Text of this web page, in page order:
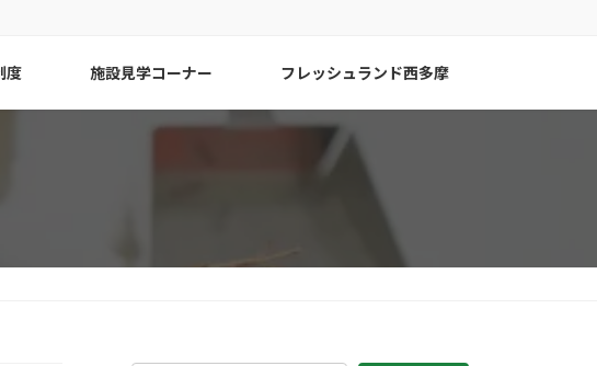
度 施設見学コーナー フレッシュランド西多摩